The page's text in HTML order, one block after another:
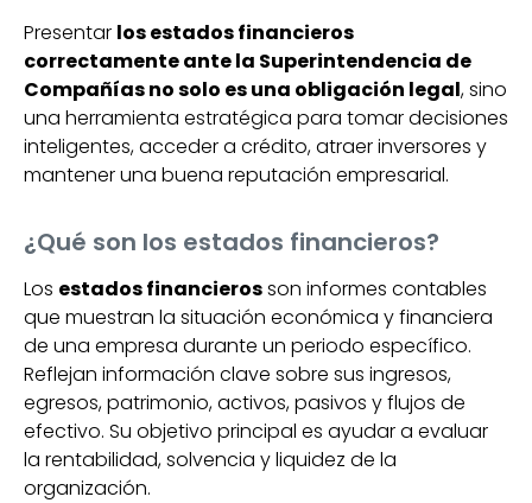
Presentar los estados financieros
correctamente ante la Superintendencia de
Compañías no solo es una obligación legal, sino
una herramienta estratégica para tomar decisiones
inteligentes, acceder a crédito, atraer inversores y
mantener una buena reputación empresarial.
¿Qué son los estados financieros?
Los estados financierosson informes contables
que muestran la situación económica y financiera
de una empresa durante un periodo específico.
Reflejan información clave sobre sus ingresos,
egresos, patrimonio, activos, pasivos y flujos de
efectivo. Su objetivo principal es ayudar a evaluar
la rentabilidad, solvencia y liquidez de la
organización.